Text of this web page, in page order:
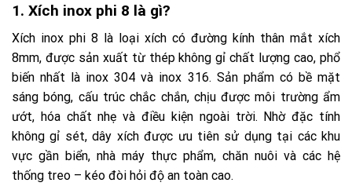
1. Xích inox phi 8 là gì?
Xích inox phi 8 là loại xích có đường kính thân mắt xích
8mm, được sản xuất từ thép không gỉ chất lượng cao, phổ
biến nhất là inox 304 và inox 316. Sản phẩm có bề mặt
sáng bóng, cấu trúc chắc chắn, chịu được môi trường ẩm
ướt, hóa chất nhẹ và điều kiện ngoài trời. Nhờ đặc tính
không gỉ sét, dây xích được ưu tiên sử dụng tại các khu
vực gần biển, nhà máy thực phẩm, chăn nuôi và các hệ
thống treo – kéo đòi hỏi độ an toàn cao.